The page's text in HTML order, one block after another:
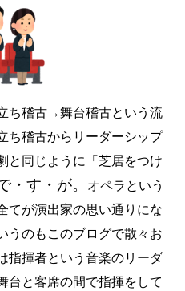
ち稽古→舞台稽古という流
ち稽古からリーダーシップ
と同じように「芝居をつけ
・す・が。
オペラという
てが演出家の思い通りにな
うのもこのブログで散々お
指揮者という音楽のリーダ
台と客席の間で指揮をして